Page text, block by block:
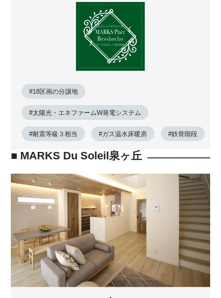
#18区画の分譲地
#太陽光・エネファームW発電システム
#耐震等級３相当 #ガス温水床暖房 #鉄骨階段
■ MARKS Du Soleil泉ヶ丘